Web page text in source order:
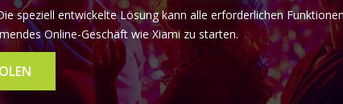
speziell entwickelte Lösung kann alle erforderlichen Funktionen
Online-Geschäft wie Xiami zu starten.